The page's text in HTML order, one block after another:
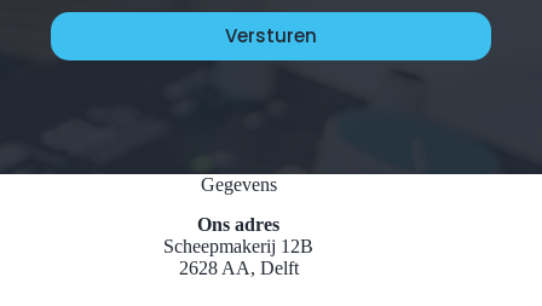
Gegevens
Ons adres
Scheepmakerij 12B
2628 AA, Delft